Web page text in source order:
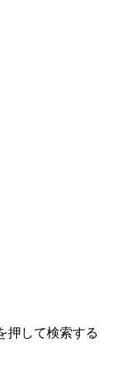
押して検索する